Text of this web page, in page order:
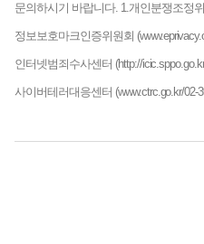
문의하시기 바랍니다. 1.개인분쟁조정위
정보보호마크인증위원회
인터넷범죄수사센터 (http://
사이버테러대응센터 (www.ctrc.go.kr/02-